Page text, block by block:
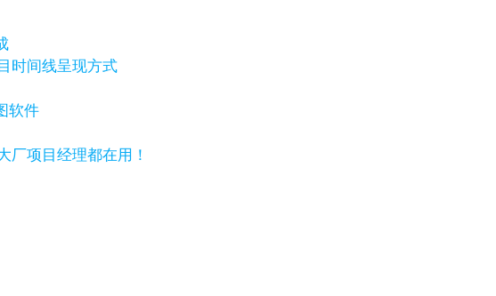
时间线呈现方式
软件
厂项目经理都在用！